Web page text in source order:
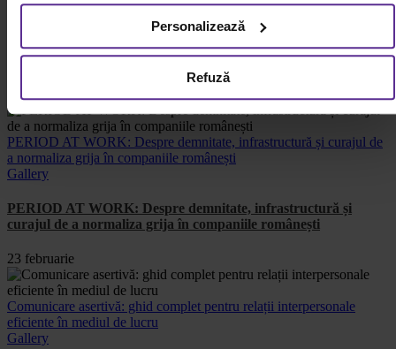
privind utilizarea modulelor cookie. Detalii
Personalizează
Refuză
Gallery
Ce idei de afaceri pentru femei poți începe de acasă: ghid
complet
15 mai
PERIOD AT WORK: Despre demnitate, infrastructură și curajul de
a normaliza grija în companiile românești
Gallery
PERIOD AT WORK: Despre demnitate, infrastructură și
curajul de a normaliza grija în companiile românești
23 februarie
Comunicare asertivă: ghid complet pentru relații interpersonale
eficiente în mediul de lucru
Gallery